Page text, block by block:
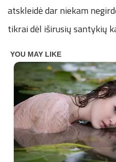
atskleidė dar niekam
tikrai dėl iširusių santykių